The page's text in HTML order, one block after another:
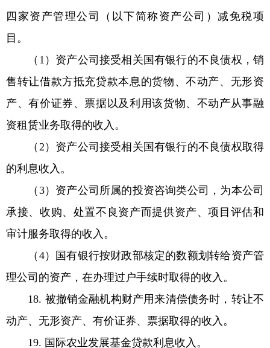
四家资产管理公司（以下简称资产公司）减免税项
目。
（1）资产公司接受相关国有银行的不良债权，销
售转让借款方抵充贷款本息的货物、不动产、无形资
产、有价证券、票据以及利用该货物、不动产从事融
资租赁业务取得的收入。
（2）资产公司接受相关国有银行的不良债权取得
的利息收入。
（3）资产公司所属的投资咨询类公司，为本公司
承接、收购、处置不良资产而提供资产、项目评估和
审计服务取得的收入。
（4）国有银行按财政部核定的数额划转给资产管
理公司的资产，在办理过户手续时取得的收入。
18. 被撤销金融机构财产用来清偿债务时，转让不
动产、无形资产、有价证券、票据取得的收入。
19. 国际农业发展基金贷款利息收入。